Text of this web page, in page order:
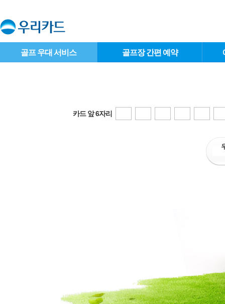
골프 우대 서비스 골프장 간편 예약
카드 앞 6자리